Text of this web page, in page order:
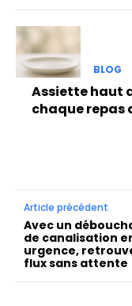
BLOG
Assiette haut
chaque repas
Article précédent
Avec un
de canalisation
urgence,
flux sans attente